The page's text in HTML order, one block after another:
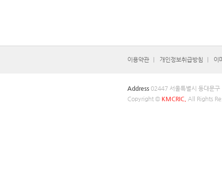
이용약관 개인정보취급방침 이
Address02447 서울특별시 동대문구
Copyright © KMCRIC. All Rights